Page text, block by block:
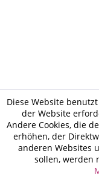
Diese Website
der Website
Andere Cookies, die
erhöhen, der
anderen Websites
sollen, werden